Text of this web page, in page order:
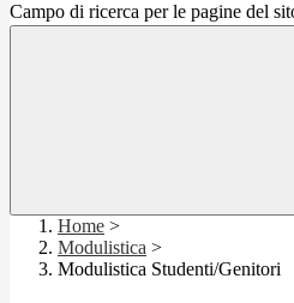
Campo di ricerca per le pagine del
Home >
Modulistica >
Modulistica Studenti/Genitori